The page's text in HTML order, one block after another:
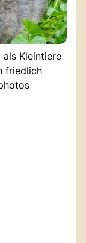
als Kleintiere
friedlich